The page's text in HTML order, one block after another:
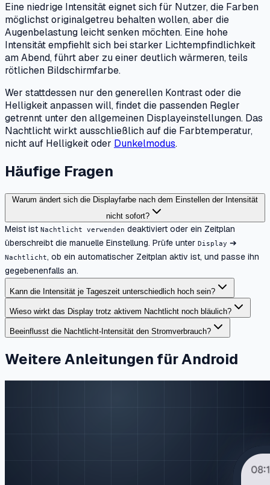
Eine niedrige Intensität eignet sich für Nutzer, die Farben
möglichst originalgetreu behalten wollen, aber die
Augenbelastung leicht senken möchten. Eine hohe
Intensität empfiehlt sich bei starker Lichtempfindlichkeit
am Abend, führt aber zu einer deutlich wärmeren, teils
rötlichen Bildschirmfarbe.
Wer stattdessen nur den generellen Kontrast oder die
Helligkeit anpassen will, findet die passenden Regler
getrennt unter den allgemeinen Displayeinstellungen. Das
Nachtlicht wirkt ausschließlich auf die Farbtemperatur,
nicht auf Helligkeit oder Dunkelmodus.
Häufige Fragen
Warum ändert sich die Displayfarbe nach dem Einstellen der Intensität
nicht sofort?
Meist ist Nachtlicht verwenden deaktiviert oder ein Zeitplan
überschreibt die manuelle Einstellung. Prüfe unter Display ➔
Nachtlicht, ob ein automatischer Zeitplan aktiv ist, und passe ihn
gegebenenfalls an.
Kann die Intensität je Tageszeit unterschiedlich hoch sein?
Wieso wirkt das Display trotz aktivem Nachtlicht noch bläulich?
Beeinflusst die Nachtlicht-Intensität den Stromverbrauch?
Weitere Anleitungen für Android